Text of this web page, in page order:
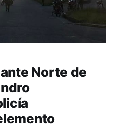
Norte de